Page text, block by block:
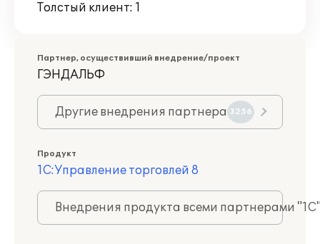
Толстый клиент: 1
Партнер, осуществивший внедрение/проект
ГЭНДАЛЬФ
Другие внедрения партнера 3256
Продукт
1С:Управление торговлей 8
Внедрения продукта всеми партнерами